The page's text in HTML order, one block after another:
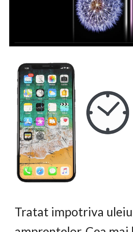
Tratat impotriva